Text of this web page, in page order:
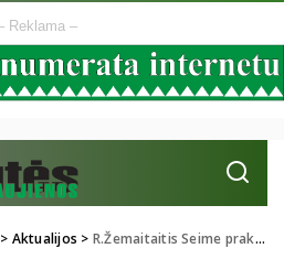
Reklama –
> Aktualijos > R.Žemaitaitis Seime prakalbo Rusijos žodžiais